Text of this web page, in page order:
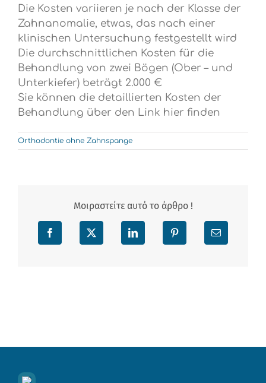
Die Kosten variieren je nach der Klasse der
Zahnanomalie, etwas, das nach einer
klinischen Untersuchung festgestellt wird
Die durchschnittlichen Kosten für die
Behandlung von zwei Bögen (Ober – und
Unterkiefer) beträgt 2.000 €
Sie können die detaillierten Kosten der
Behandlung über den Link hier finden
Orthodontie ohne Zahnspange
Μοιραστείτε αυτό το άρθρο !
Facebook X LinkedIn Pinterest Email